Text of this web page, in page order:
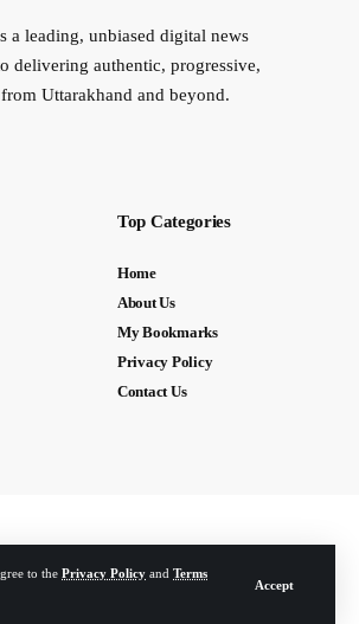
to the Privacy Policy and Terms
Accept
a leading, unbiased digital news
delivering authentic, progressive,
Uttarakhand and beyond.
Top Categories
Home
About Us
My Bookmarks
Privacy Policy
Contact Us
Rights Reserved. | Developed By: